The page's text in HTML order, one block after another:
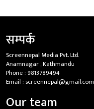
सम्पर्क
Screennepal Media Pvt. Ltd.
Anamnagar , Kathmandu
Phone :9813789494
Email :screennepal@gmail.com
Our team